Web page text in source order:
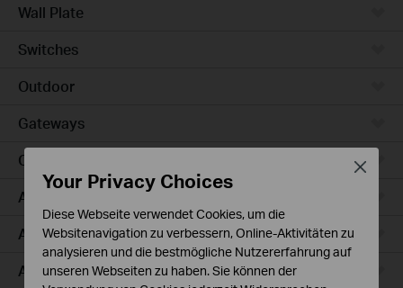
Wall Plate
Switches
Outdoor
Gateways
Campus
Access Max
Aggregation
Access Plus
Your Privacy Choices
Diese Webseite verwendet Cookies, um die
Websitenavigation zu verbessern, Online-Aktivitäten zu
analysieren und die bestmögliche Nutzererfahrung auf
unseren Webseiten zu haben. Sie können der
Close